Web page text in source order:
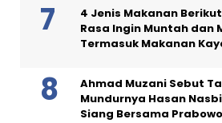
4 Jenis Makanan
Rasa Ingin Muntah dan
Termasuk Makanan
Ahmad Muzani Sebut
Mundurnya Hasan
Siang Bersama